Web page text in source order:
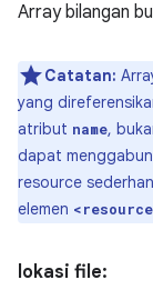
Array bilangan
Catatan:
yang
atribut name,
dapat
resource
elemen
lokasi file: